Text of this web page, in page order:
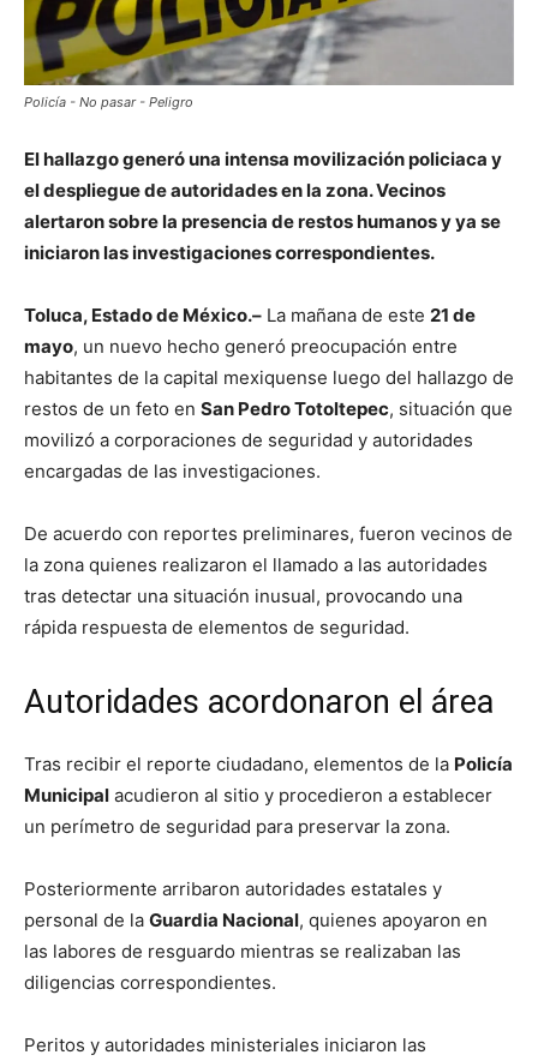
Policía - No pasar - Peligro
El hallazgo generó una intensa movilización policiaca y
el despliegue de autoridades en la zona. Vecinos
alertaron sobre la presencia de restos humanos y ya se
iniciaron las investigaciones correspondientes.
Toluca, Estado de México.– La mañana de este 21 de
mayo, un nuevo hecho generó preocupación entre
habitantes de la capital mexiquense luego del hallazgo de
restos de un feto en San Pedro Totoltepec, situación que
movilizó a corporaciones de seguridad y autoridades
encargadas de las investigaciones.
De acuerdo con reportes preliminares, fueron vecinos de
la zona quienes realizaron el llamado a las autoridades
tras detectar una situación inusual, provocando una
rápida respuesta de elementos de seguridad.
Autoridades acordonaron el área
Tras recibir el reporte ciudadano, elementos de la Policía
Municipal acudieron al sitio y procedieron a establecer
un perímetro de seguridad para preservar la zona.
Posteriormente arribaron autoridades estatales y
personal de la Guardia Nacional, quienes apoyaron en
las labores de resguardo mientras se realizaban las
diligencias correspondientes.
Peritos y autoridades ministeriales iniciaron las